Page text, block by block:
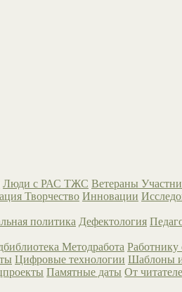
Люди с РАС ТЖС Ветераны
Творчество Инновации
политика Дефектология
Методработа Работнику
Цифровые технологии Шаблоны
Памятные даты От